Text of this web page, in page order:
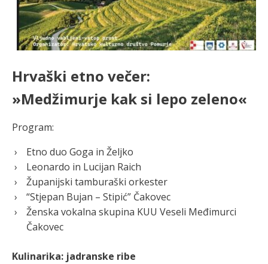
Hrvaški etno večer:
»Medžimurje kak si lepo zeleno«
Program:
Etno duo Goga in Željko
Leonardo in Lucijan Raich
Županijski tamburaški orkester
“Stjepan Bujan – Stipić” Čakovec
Ženska vokalna skupina KUU Veseli Međimurci
Čakovec
Kulinarika: jadranske ribe